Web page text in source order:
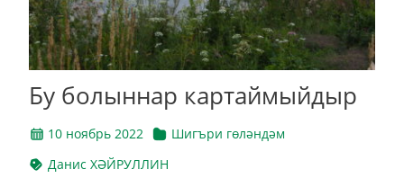
Бу болыннар картаймыйдыр
10 ноябрь 2022
Шигъри гөләндәм
Данис ХӘЙРУЛЛИН